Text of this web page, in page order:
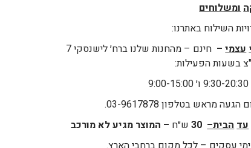
ומשלוחים
השילוח באתרנו:
עצמי –
חינם – מהחנות שלנו ברח׳ לישנסקי 7
בשעות הפעילות:
מראש בטלפון 03-9617878.
עדהבית–
30 ש״ח – המוצר מגיע לא מורכב